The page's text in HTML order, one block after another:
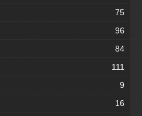
75
96
84
111
9
16